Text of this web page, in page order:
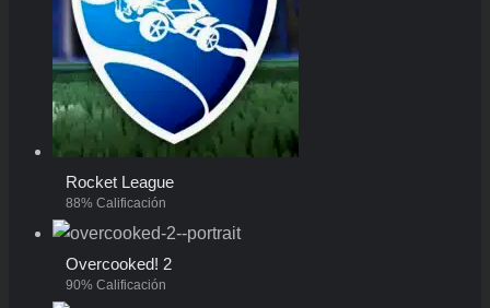
Rocket League
88% Calificación
Overcooked! 2
90% Calificación